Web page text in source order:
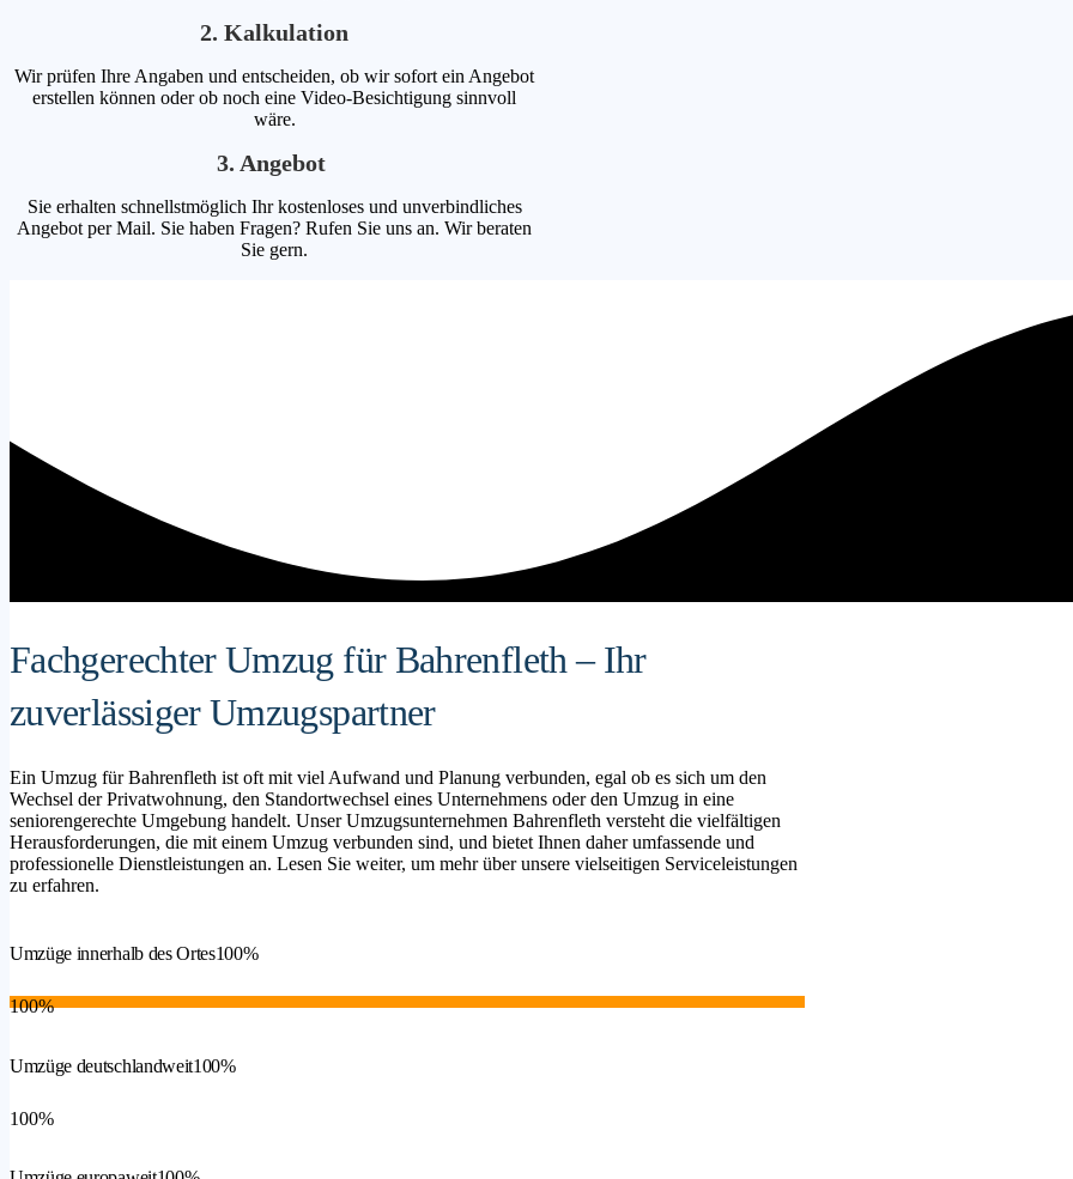
2. Kalkulation
Wir prüfen Ihre Angaben und entscheiden, ob wir sofort ein Angebot
erstellen können oder ob noch eine Video-Besichtigung sinnvoll
wäre.
3. Angebot
Sie erhalten schnellstmöglich Ihr kostenloses und unverbindliches
Angebot per Mail. Sie haben Fragen? Rufen Sie uns an. Wir beraten
Sie gern.
Fachgerechter Umzug für Bahrenfleth – Ihr
zuverlässiger Umzugspartner
Ein Umzug für Bahrenfleth ist oft mit viel Aufwand und Planung verbunden, egal ob es sich um den
Wechsel der Privatwohnung, den Standortwechsel eines Unternehmens oder den Umzug in eine
seniorengerechte Umgebung handelt. Unser Umzugsunternehmen Bahrenfleth versteht die vielfältigen
Herausforderungen, die mit einem Umzug verbunden sind, und bietet Ihnen daher umfassende und
professionelle Dienstleistungen an. Lesen Sie weiter, um mehr über unsere vielseitigen Serviceleistungen
zu erfahren.
Umzüge innerhalb des Ortes100%
100%
Umzüge deutschlandweit100%
100%